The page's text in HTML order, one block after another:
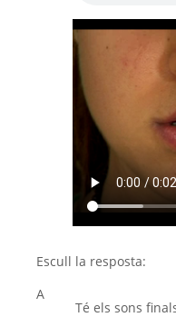
Escull la resposta:
A
Té els sons